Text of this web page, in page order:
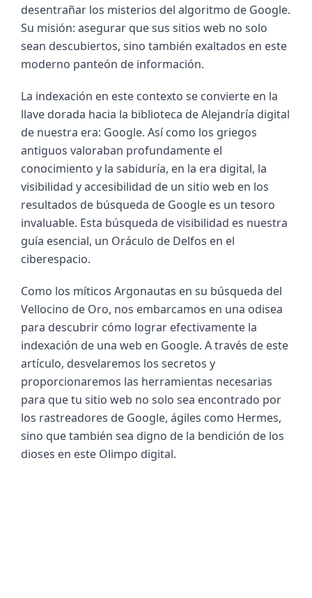
desentrañar los misterios del algoritmo de Google.
Su misión: asegurar que sus sitios web no solo
sean descubiertos, sino también exaltados en este
moderno panteón de información.
La indexación en este contexto se convierte en la
llave dorada hacia la biblioteca de Alejandría digital
de nuestra era: Google. Así como los griegos
antiguos valoraban profundamente el
conocimiento y la sabiduría, en la era digital, la
visibilidad y accesibilidad de un sitio web en los
resultados de búsqueda de Google es un tesoro
invaluable. Esta búsqueda de visibilidad es nuestra
guía esencial, un Oráculo de Delfos en el
ciberespacio.
Como los míticos Argonautas en su búsqueda del
Vellocino de Oro, nos embarcamos en una odisea
para descubrir cómo lograr efectivamente la
indexación de una web en Google. A través de este
artículo, desvelaremos los secretos y
proporcionaremos las herramientas necesarias
para que tu sitio web no solo sea encontrado por
los rastreadores de Google, ágiles como Hermes,
sino que también sea digno de la bendición de los
dioses en este Olimpo digital.